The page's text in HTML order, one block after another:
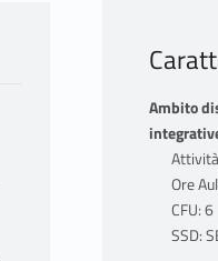
Ambito
Ore
CFU: 6
SSD: